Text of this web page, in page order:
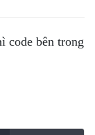
code bên trong